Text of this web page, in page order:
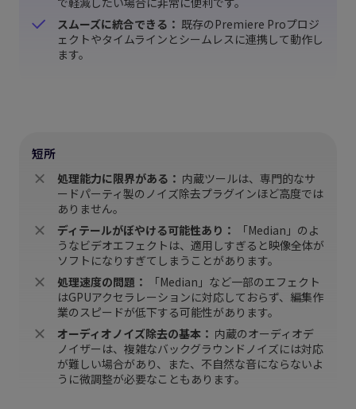
スムーズに統合できる： 既存のPremiere Proプロジ
ェクトやタイムラインとシームレスに連携して動作し
ます。
短所
処理能力に限界がある： 内蔵ツールは、専門的なサ
ードパーティ製のノイズ除去プラグインほど高度では
ありません。
ディテールがぼやける可能性あり：
「Median」のよ
うなビデオエフェクトは、適用しすぎると映像全体が
ソフトになりすぎてしまうことがあります。
処理速度の問題：
「Median」など一部のエフェクト
はGPUアクセラレーションに対応しておらず、編集作
業のスピードが低下する可能性があります。
オーディオノイズ除去の基本： 内蔵のオーディオデ
ノイザーは、複雑なバックグラウンドノイズには対応
が難しい場合があり、また、不自然な音にならないよ
うに微調整が必要なこともあります。